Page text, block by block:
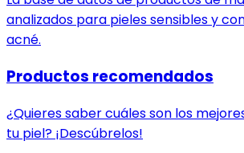
analizados para pieles sensibles y
acné.
Productos recomendados
¿Quieres saber cuáles son los
tu piel? ¡Descúbrelos!